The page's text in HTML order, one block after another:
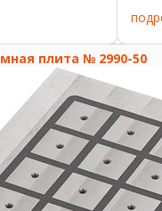
из
плита № 2990-50